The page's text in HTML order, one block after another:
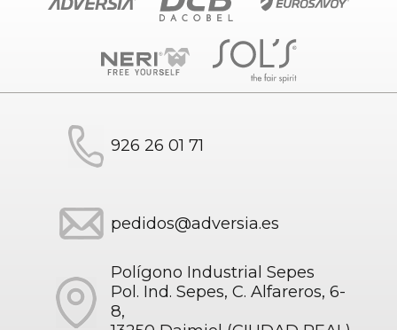
926 26 01 71
pedidos@adversia.es
Polígono Industrial Sepes
Pol. Ind. Sepes, C. Alfareros, 6-
8,